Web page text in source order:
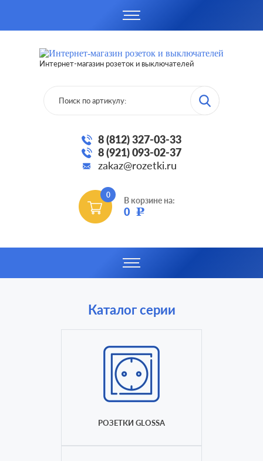
Интернет-магазин розеток и выключателей
8 (812) 327-03-33
8 (921) 093-02-37
zakaz@rozetki.ru
0
В корзине на:
0 Р
Каталог серии
РОЗЕТКИ GLOSSA